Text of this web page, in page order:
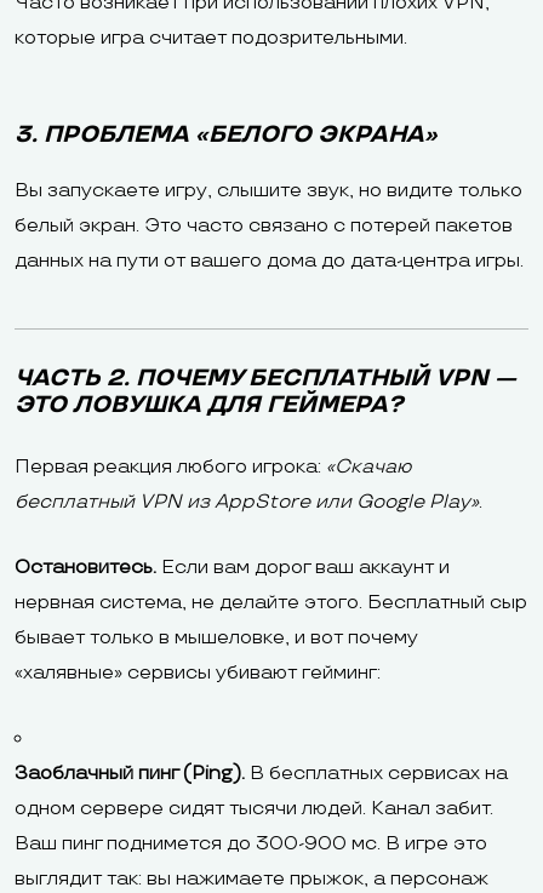
которые игра считает подозрительными.
3. ПРОБЛЕМА «БЕЛОГО ЭКРАНА»
Вы запускаете игру, слышите звук, но видите только
белый экран. Это часто связано с потерей пакетов
данных на пути от вашего дома до дата-центра игры.
ЧАСТЬ 2. ПОЧЕМУ БЕСПЛАТНЫЙ VPN —
ЭТО ЛОВУШКА ДЛЯ ГЕЙМЕРА?
Первая реакция любого игрока: «Скачаю
бесплатный VPN из AppStore или Google Play».
Остановитесь. Если вам дорог ваш аккаунт и
нервная система, не делайте этого. Бесплатный сыр
бывает только в мышеловке, и вот почему
«халявные» сервисы убивают гейминг:
Заоблачный пинг (Ping). В бесплатных сервисах на
одном сервере сидят тысячи людей. Канал забит.
Ваш пинг поднимется до 300-900 мс. В игре это
выглядит так: вы нажимаете прыжок, а персонаж